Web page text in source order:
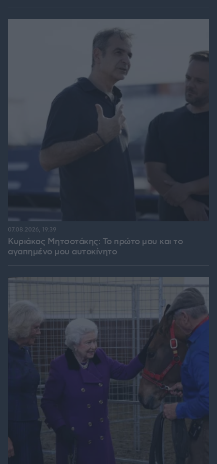
Κυριάκος Μητσοτάκης: Το πρώτο μου και το
αγαπημένο μου αυτοκίνητο
07.08.2026, 19:39